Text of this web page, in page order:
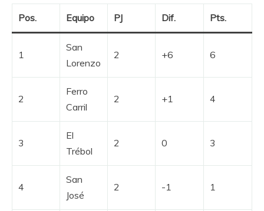
Pos. Equipo PJ Dif. Pts.
1
San
Lorenzo
2 +6 6
2
Ferro
Carril
2 +1 4
3
El
Trébol
2 0 3
4
San
José
2 -1 1